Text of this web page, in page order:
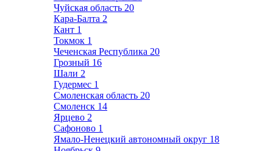
Чуйская область 20
Кара-Балта 2
Кант 1
Токмок 1
Чеченская Республика 20
Грозный 16
Шали 2
Гудермес 1
Смоленская область 20
Смоленск 14
Ярцево 2
Сафоново 1
Ямало-Ненецкий автономный округ 18